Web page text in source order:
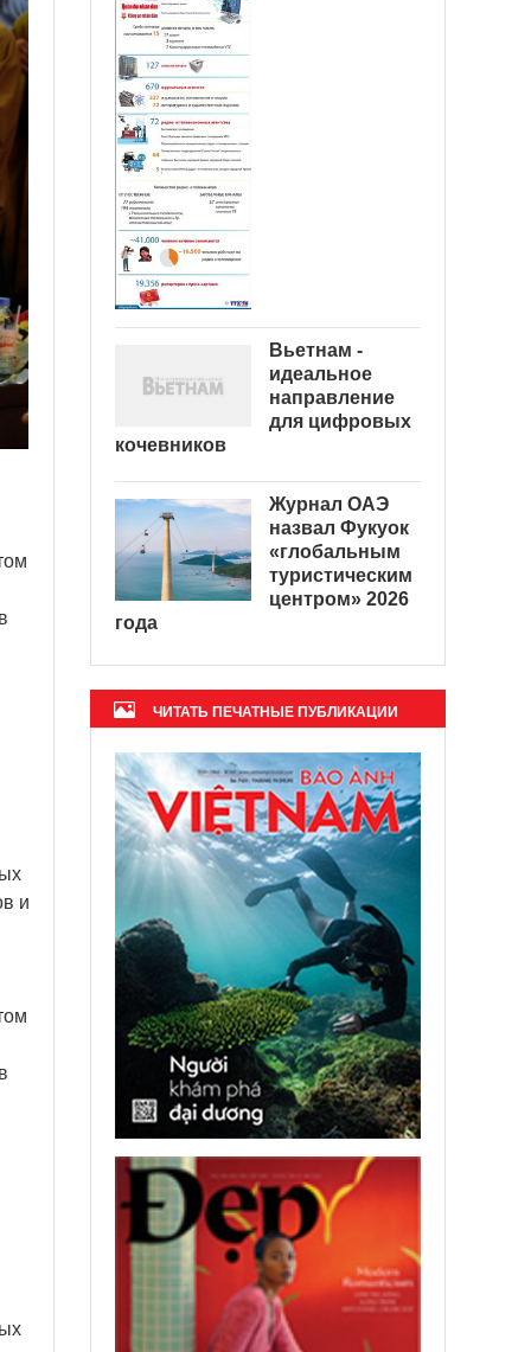
и
Вьетнам -
идеальное
направление
для цифровых
кочевников
Журнал ОАЭ
назвал Фукуок
«глобальным
туристическим
центром» 2026
года
ЧИТАТЬ ПЕЧАТНЫЕ ПУБЛИКАЦИИ